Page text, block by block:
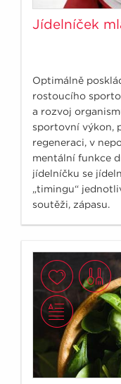
Jídelníček
Optimálně
rostoucího
a rozvoj
sportovní výkon,
regeneraci, v
mentální funkce
jídelníčku se
„timingu“
soutěži, zápasu.